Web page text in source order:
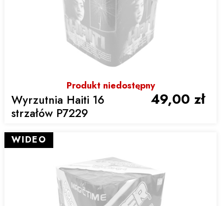
Produkt niedostępny
Wyrzutnia Haiti 16
strzałów P7229
49,00 zł
WIDEO